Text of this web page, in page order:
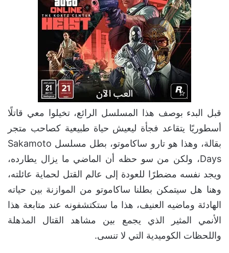
قبل البدء بوصف هذا المسلسل الرائع، تخيلوا معي قاتلًا
أسطوريًا يتقاعد فجأة ليعيش حياة طبيعية كصاحب متجر
بقالة، وهذا هو تارو ساكاموتو، بطل مسلسل Sakamoto
Days، ولكن من سو حظه أن الماضي ما يزال يطارده،
ويجد نفسه مضطرًا للعودة إلى عالم القتل لحماية عائلته،
وهنا هل سيتمكن بطلنا ساكاموتو من الموازنة بين حياته
الهادئة وماضيه العنيف، هذا ما ستكتشفونه عند متابعة هذا
الأنمي المثير الذي يجمع بين مشاهد القتال المذهلة
واللحظات الكوميدية التي لا تنسى.